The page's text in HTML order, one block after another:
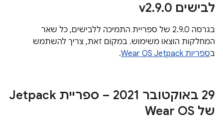
לבישים v2
.9.0
בגרסה 2.9.0 של ספריית התמיכה ללבישים, כל שאר
המחלקות הוצאו משימוש. במקום זאת, צריך להשתמש
בספריות Wear OS Jetpack .
‫29 באוקטובר 2021 – ספריית Jetpack
של Wear OS